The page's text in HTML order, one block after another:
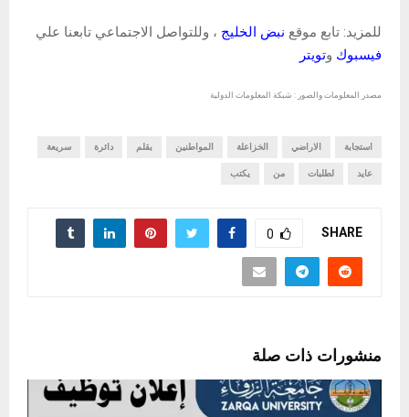
للمزيد: تابع موقع نبض الخليج ، وللتواصل الاجتماعي تابعنا علي
فيسبوك وتويتر
مصدر المعلومات والصور : شبكة المعلومات الدولية
استجابة الاراضي الخزاعلة المواطنين بقلم دائرة سريعة
عايد لطلبات من يكتب
SHARE
0
منشورات ذات صلة